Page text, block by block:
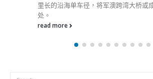
里长的沿海单车径，将军澳跨湾大桥或
处。
read more